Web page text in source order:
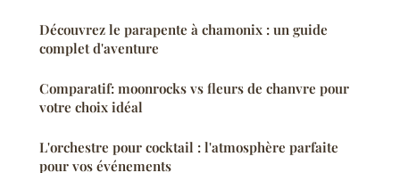
Découvrez le parapente à chamonix : un guide
complet d'aventure
Comparatif: moonrocks vs fleurs de chanvre pour
votre choix idéal
L'orchestre pour cocktail : l'atmosphère parfaite
pour vos événements